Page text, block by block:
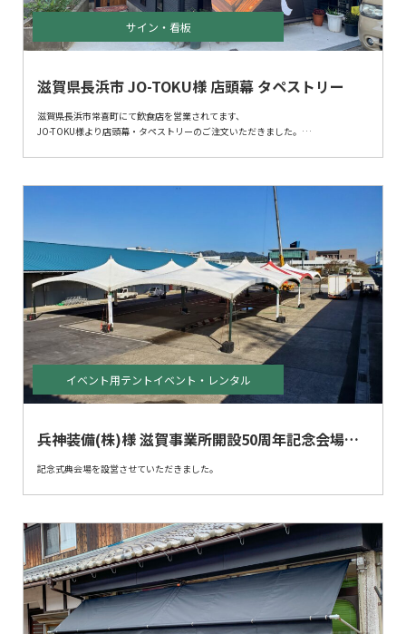
滋賀県長浜市 JO-TOKU様 店頭幕 タペストリー
滋賀県長浜市常喜町にて飲食店を営業されてます、
JO-TOKU様より店頭幕・タペストリーのご注文いただきました。
車で走る方に見てもらえるように、
サイン・看板
兵神装備(株)様 滋賀事業所開設50周年記念会場設
営
記念式典会場を設営させていただきました。
イベント用テントイベント・レンタル